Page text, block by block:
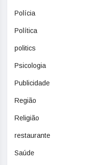
Polícia
Política
politics
Psicologia
Publicidade
Região
Religião
restaurante
Saúde